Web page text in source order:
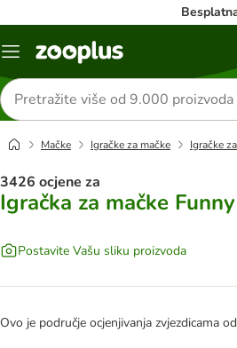
Izbornik
Traži
proizvode
Mačke Igračke za mačke Igračke
3426 ocjene za
Igračka za mačke
Postavite Vašu sliku proizvoda
Ovo je područje ocjenjivanja zvjezdicama